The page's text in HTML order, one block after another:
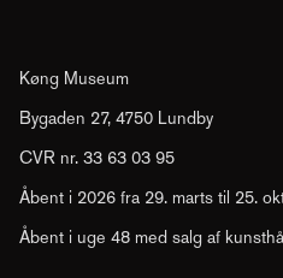
Køng Museum
Bygaden 27, 4750 Lundby
CVR nr. 33 63 03 95
Åbent i 2026 fra 29. marts til 25.
Åbent i uge 48 med salg af